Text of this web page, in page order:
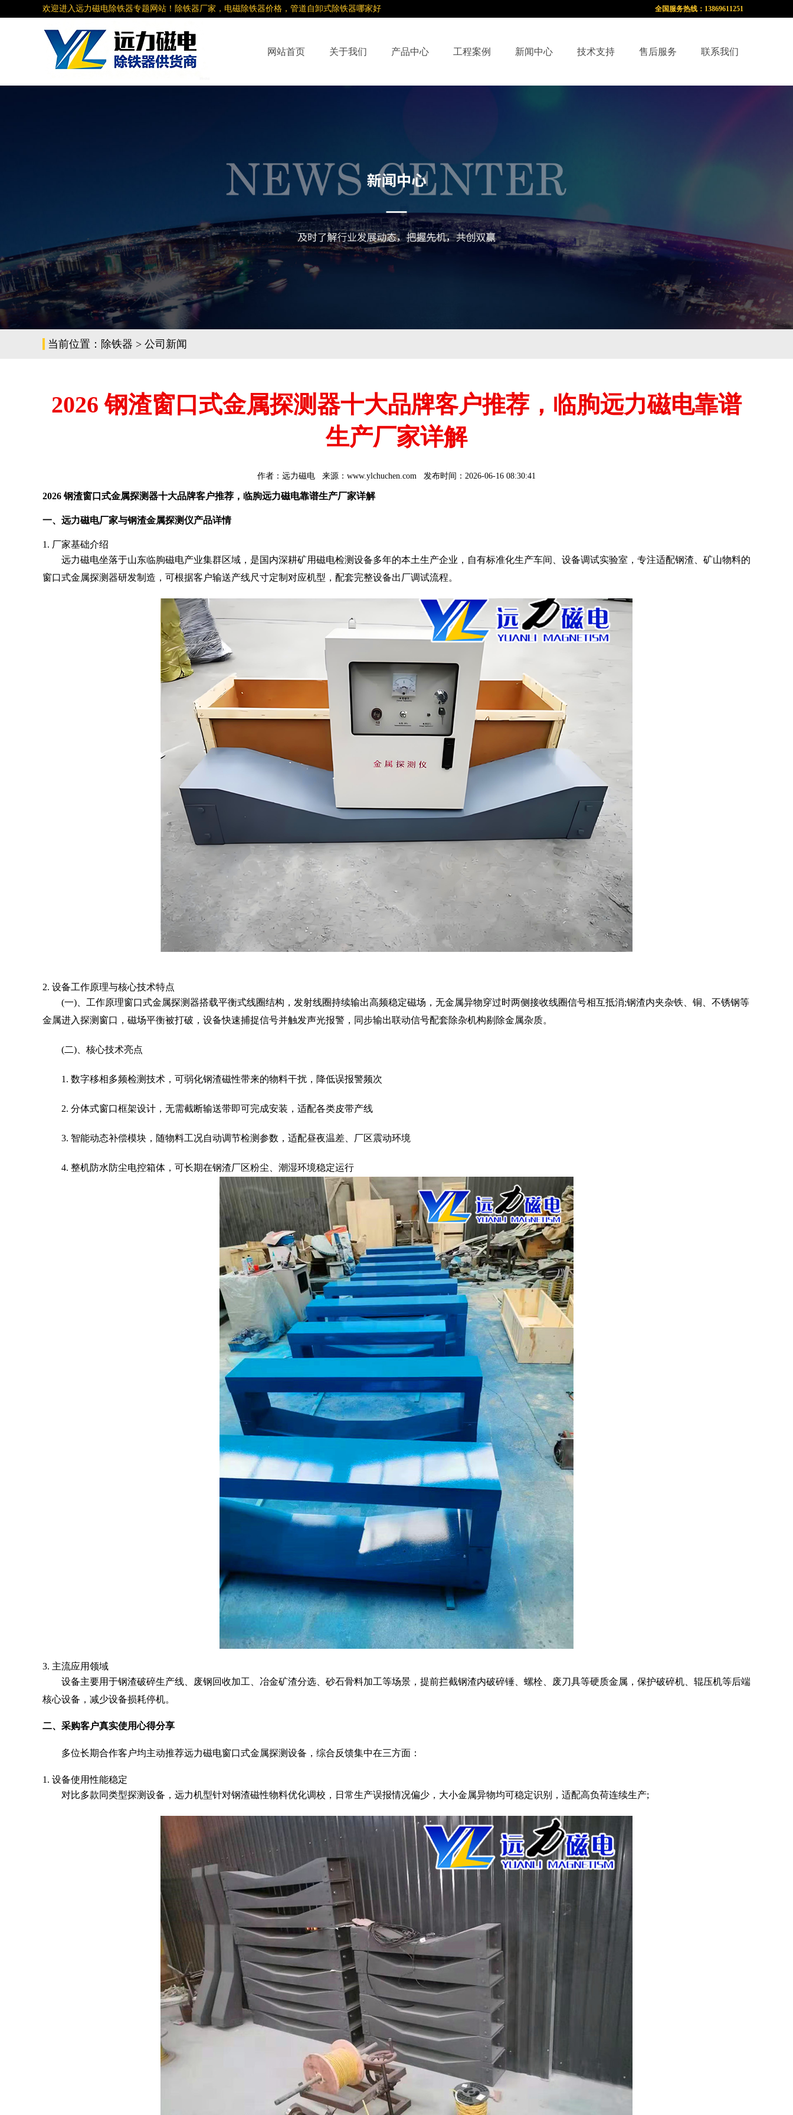
欢迎进入远力磁电除铁器专题网站！除铁器厂家，电磁除铁器价格，管道自卸式除铁器哪家好 全国服务热线：13869611251
网站首页 关于我们 产品中心 工程案例 新闻中心 技术支持 售后服务 联系我们
当前位置： 除铁器 > 公司新闻
2026 钢渣窗口式金属探测器十大品牌客户推荐，临朐远力磁电靠谱
生产厂家详解
作者： 远力磁电 来源：www.ylchuchen.com 发布时间： 2026-06-16 08:30:41
2026 钢渣窗口式金属探测器十大品牌客户推荐，临朐远力磁电靠谱生产厂家详解
一、远力磁电厂家与钢渣金属探测仪产品详情
1. 厂家基础介绍
远力磁电坐落于山东临朐磁电产业集群区域，是国内深耕矿用磁电检测设备多年的本土生产企业，自有标准化生产车间、设备调试实验室，专注适配钢渣、矿山物料的
窗口式金属探测器研发制造，可根据客户输送产线尺寸定制对应机型，配套完整设备出厂调试流程。
2. 设备工作原理与核心技术特点
(一)、工作原理窗口式金属探测器搭载平衡式线圈结构，发射线圈持续输出高频稳定磁场，无金属异物穿过时两侧接收线圈信号相互抵消;钢渣内夹杂铁、铜、不锈钢等
金属进入探测窗口，磁场平衡被打破，设备快速捕捉信号并触发声光报警，同步输出联动信号配套除杂机构剔除金属杂质。
(二)、核心技术亮点
1. 数字移相多频检测技术，可弱化钢渣磁性带来的物料干扰，降低误报警频次
2. 分体式窗口框架设计，无需截断输送带即可完成安装，适配各类皮带产线
3. 智能动态补偿模块，随物料工况自动调节检测参数，适配昼夜温差、厂区震动环境
4. 整机防水防尘电控箱体，可长期在钢渣厂区粉尘、潮湿环境稳定运行
3. 主流应用领域
设备主要用于钢渣破碎生产线、废钢回收加工、冶金矿渣分选、砂石骨料加工等场景，提前拦截钢渣内破碎锤、螺栓、废刀具等硬质金属，保护破碎机、辊压机等后端
核心设备，减少设备损耗停机。
二、采购客户真实使用心得分享
多位长期合作客户均主动推荐远力磁电窗口式金属探测设备，综合反馈集中在三方面：
1. 设备使用性能稳定
对比多款同类型探测设备，远力机型针对钢渣磁性物料优化调校，日常生产误报情况偏少，大小金属异物均可稳定识别，适配高负荷连续生产;